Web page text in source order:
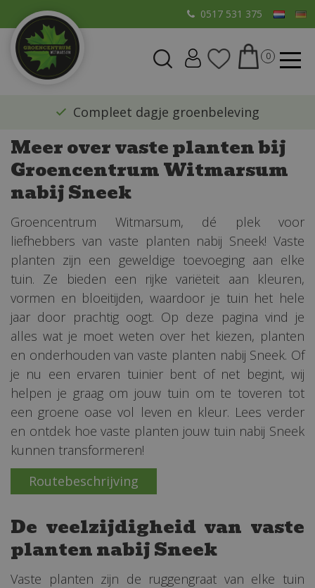
a
0517 531 375
​Compleet dagje groenbeleving
Meer over vaste planten bij
Groencentrum Witmarsum
nabij Sneek
Groencentrum Witmarsum, dé plek voor
liefhebbers van vaste planten nabij Sneek! Vaste
planten zijn een geweldige toevoeging aan elke
tuin. Ze bieden een rijke variëteit aan kleuren,
vormen en bloeitijden, waardoor je tuin het hele
jaar door prachtig oogt. Op deze pagina vind je
alles wat je moet weten over het kiezen, planten
en onderhouden van vaste planten nabij Sneek. Of
je nu een ervaren tuinier bent of net begint, wij
helpen je graag om jouw tuin om te toveren tot
een groene oase vol leven en kleur. Lees verder
en ontdek hoe vaste planten jouw tuin nabij Sneek
kunnen transformeren!
Routebeschrijving
De veelzijdigheid van vaste
planten nabij Sneek
Vaste planten zijn de ruggengraat van elke tuin